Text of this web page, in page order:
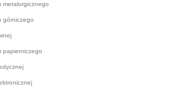
metalurgicznego
górniczego
papierniczego